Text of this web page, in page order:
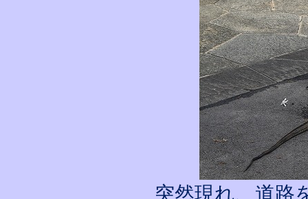
突然現れ、道路